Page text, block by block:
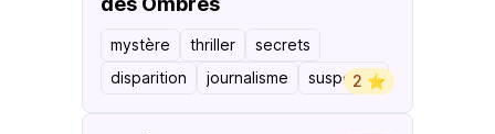
mystère thriller
secrets
disparition
journalisme suspense
2 ⭐️